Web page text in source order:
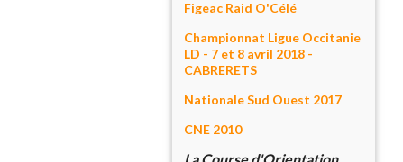
Figeac Raid O'Célé
Championnat Ligue Occitanie
LD - 7 et 8 avril 2018 -
CABRERETS
Nationale Sud Ouest 2017
CNE 2010